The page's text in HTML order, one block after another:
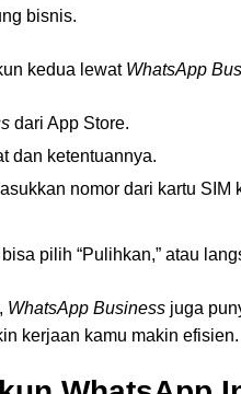
bisnis.
kedua lewat WhatsApp
dari App Store.
dan ketentuannya.
nomor dari kartu SIM
pilih “Pulihkan,” atau
WhatsApp Business juga
kerjaan kamu makin efisien.